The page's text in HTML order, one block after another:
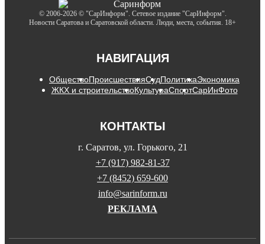
© 2006-2026 © "СарИнформ". Сетевое издание "СарИнформ".
Новости Саратова и Саратовской области. Люди, места, события. 18+
НАВИГАЦИЯ
ОбществоПроисшествияСудПолитикаЭкономика
ЖКХ и строительствоКультураСпортСарИнФото
КОНТАКТЫ
г. Саратов, ул. Горького, 21
+7 (917) 982-81-37
+7 (8452) 659-600
info@sarinform.ru
РЕКЛАМА